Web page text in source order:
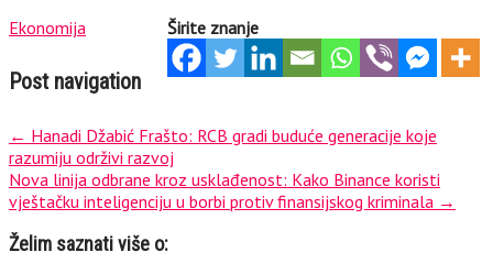
Širite znanje
Ekonomija
Post navigation
← Hanadi Džabić Frašto: RCB gradi buduće generacije koje
razumiju održivi razvoj
Nova linija odbrane kroz usklađenost: Kako Binance koristi
vještačku inteligenciju u borbi protiv finansijskog kriminala →
Želim saznati više o: